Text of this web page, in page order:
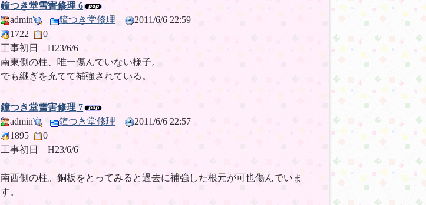
鐘つき堂雪害修理 6
admin
鐘つき堂修理
2011/6/6 22:59
1722
0
工事初日 H23/6/6
南東側の柱、唯一傷んでいない様子。
でも継ぎを充てて補強されている。
鐘つき堂雪害修理 7
admin
鐘つき堂修理
2011/6/6 22:57
1895
0
工事初日 H23/6/6
南西側の柱。銅板をとってみると過去に補強した根元が可也傷んでいま
す。